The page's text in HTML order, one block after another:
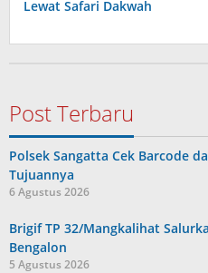
Lewat Safari Dakwah
Post Terbaru
Polsek Sangatta Cek Barcode
Tujuannya
6 Agustus 2026
Brigif TP 32/Mangkalihat
Bengalon
5 Agustus 2026